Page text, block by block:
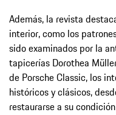
Además, la revista
interior, como los
sido examinados por la
tapicerías Dorothea
de Porsche Classic, los
históricos y clásicos,
restaurarse a su